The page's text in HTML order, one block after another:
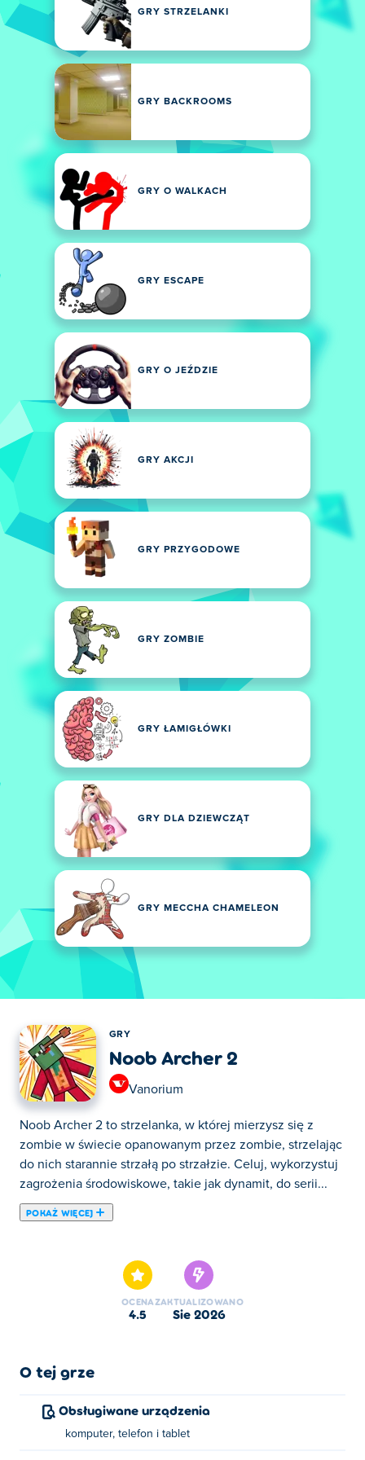
GRY STRZELANKI
GRY BACKROOMS
GRY O WALKACH
GRY ESCAPE
GRY O JEŹDZIE
GRY AKCJI
GRY PRZYGODOWE
GRY ZOMBIE
GRY ŁAMIGŁÓWKI
GRY DLA DZIEWCZĄT
GRY MECCHA CHAMELEON
GRY
Noob Archer 2
Vanorium
Noob Archer 2 to strzelanka, w której mierzysz się z
zombie w świecie opanowanym przez zombie, strzelając
do nich starannie strzałą po strzałzie. Celuj, wykorzystuj
zagrożenia środowiskowe, takie jak dynamit, do serii...
POKAŻ WIĘCEJ
do nich starannie strzałą po strzałzie. Celuj, wykorzystuj
zagrożenia środowiskowe, takie jak dynamit, do serii
zabójstw i znajdź najsprytniejszy sposób na
każdy strzał musi się liczyć — więc zastanów się, zanim
strzały?
Jak grać w Noob Archer 2?
OCENA
4.5
ZAKTUALIZOWANO
sie 2026
O tej grze
Obsługiwane urządzenia
komputer, telefon i tablet